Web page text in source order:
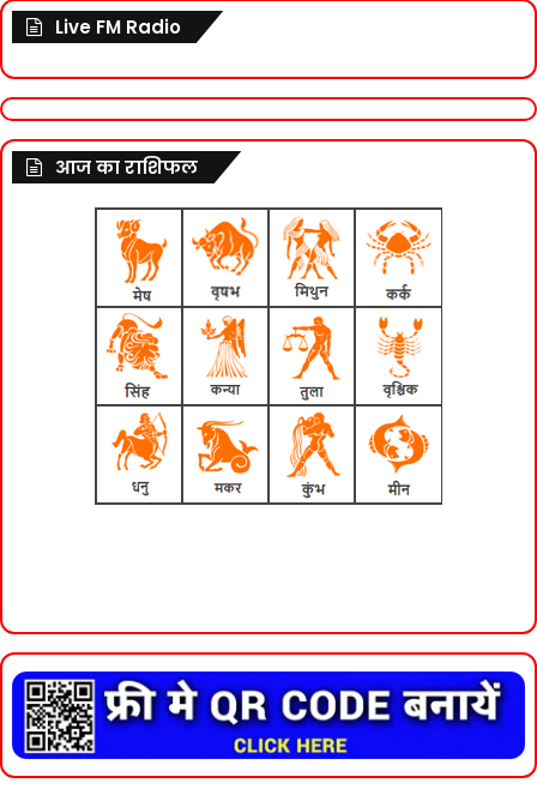
Live FM Radio
आज का राशिफल